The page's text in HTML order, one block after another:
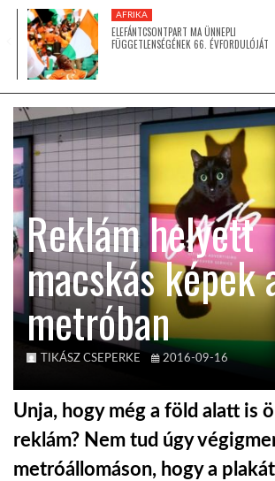
ÁZSIA
LATIN-AMERIKA
KÖZEL-KELET
AUSZTRÁLIA
A VILÁG ITTHON
AFRIKA
ELEFÁNTCSONTPART MA ÜNNEPLI
FÜGGETLENSÉGÉNEK 66. ÉVFORDULÓJÁT
Reklám helyett
macskás képek
metróban
TIKÁSZ CSEPERKE 2016-09-16
Unja, hogy még a föld alatt is
reklám? Nem tud úgy
metróállomáson, hogy a